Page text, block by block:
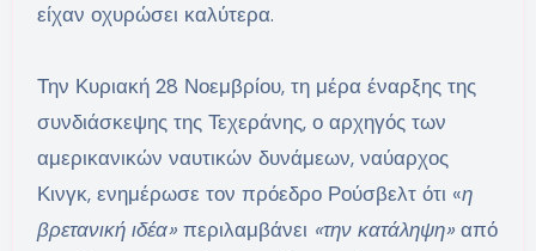
είχαν οχυρώσει καλύτερα.
Την Κυριακή 28 Νοεμβρίου, τη μέρα έναρξης της
συνδιάσκεψης της Τεχεράνης, ο αρχηγός των
αμερικανικών ναυτικών δυνάμεων, ναύαρχος
Κινγκ, ενημέρωσε τον πρόεδρο Ρούσβελτ ότι «η
βρετανική ιδέα» περιλαμβάνει «την κατάληψη» από